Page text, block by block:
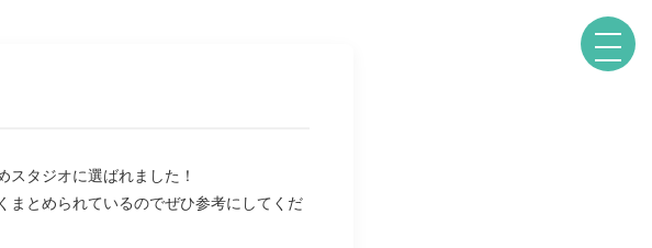
スタジオに選ばれました！
まとめられているのでぜひ参考にしてくだ